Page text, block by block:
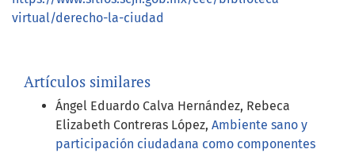
virtual/derecho-la-ciudad
Artículos similares
Ángel Eduardo Calva Hernández, Rebeca
Elizabeth Contreras López, Ambiente sano y
participación ciudadana como componentes